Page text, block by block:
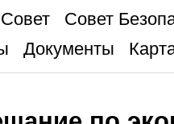
Совет
Документы